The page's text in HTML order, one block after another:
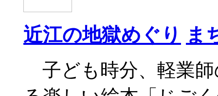
近江の地獄めぐり ま
子ども時分、軽業